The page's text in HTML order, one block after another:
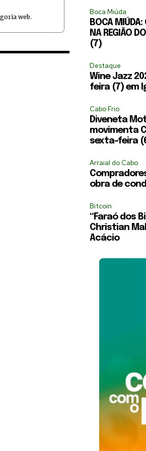
web.
Boca Miúda
BOCA MIÚDA:
NA REGIÃO
(7)
Destaque
Wine Jazz
feira (7) em
Cabo Frio
Diveneta
movimenta
sexta-feira
Arraial do Cabo
obra de
Bitcoin
“Faraó dos
Christian
Acácio